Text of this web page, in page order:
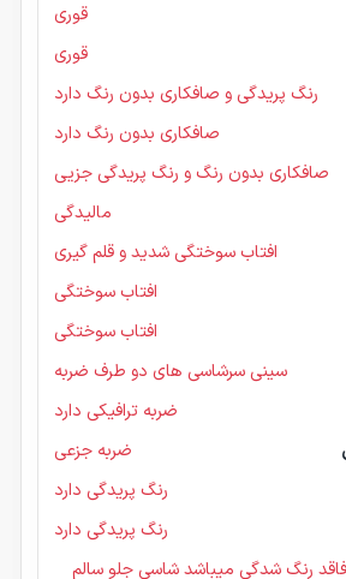
قوری
قوری
رنگ پریدگی و صافکاری بدون رنگ دارد
صافکاری بدون رنگ دارد
صافکاری بدون رنگ و رنگ پریدگی جزیی
مالیدگی
افتاب سوختگی شدید و قلم گیری
افتاب سوختگی
افتاب سوختگی
سینی سرشاسی های دو طرف ضربه
ضربه ترافیکی دارد
ضربه جزعی
رنگ پریدگی دارد
رنگ پریدگی دارد
رنگ شدگی میباشد شاسی جلو سالم